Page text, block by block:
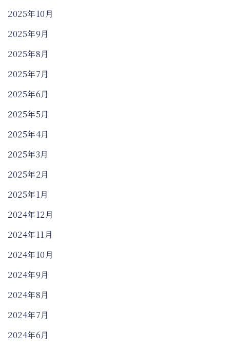
2025年10月
2025年9月
2025年8月
2025年7月
2025年6月
2025年5月
2025年4月
2025年3月
2025年2月
2025年1月
2024年12月
2024年11月
2024年10月
2024年9月
2024年8月
2024年7月
2024年6月